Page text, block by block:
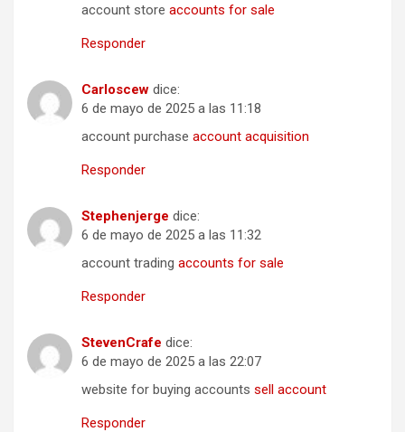
account store accounts for sale
Responder
Carloscew dice:
6 de mayo de 2025 a las 11:18
account purchase account acquisition
Responder
Stephenjerge dice:
6 de mayo de 2025 a las 11:32
account trading accounts for sale
Responder
StevenCrafe dice:
6 de mayo de 2025 a las 22:07
website for buying accounts sell account
Responder